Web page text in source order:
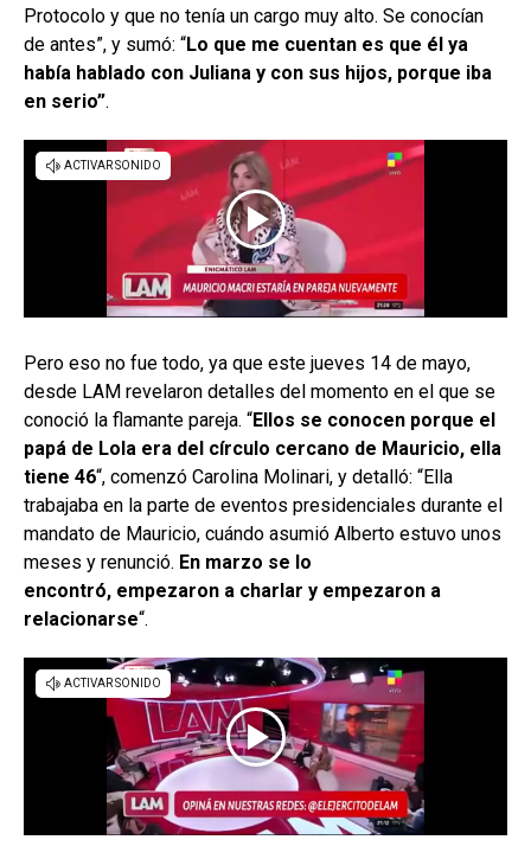
Protocolo y que no tenía un cargo muy alto. Se conocían
de antes”, y sumó: “Lo que me cuentan es que él ya
había hablado con Juliana y con sus hijos, porque iba
en serio”.
Pero eso no fue todo, ya que este jueves 14 de mayo,
desde LAM revelaron detalles del momento en el que se
conoció la flamante pareja. “Ellos se conocen porque el
papá de Lola era del círculo cercano de Mauricio, ella
tiene 46“, comenzó Carolina Molinari, y detalló: “Ella
trabajaba en la parte de eventos presidenciales durante el
mandato de Mauricio, cuándo asumió Alberto estuvo unos
meses y renunció. En marzo se lo
encontró, empezaron a charlar y empezaron a
relacionarse“.